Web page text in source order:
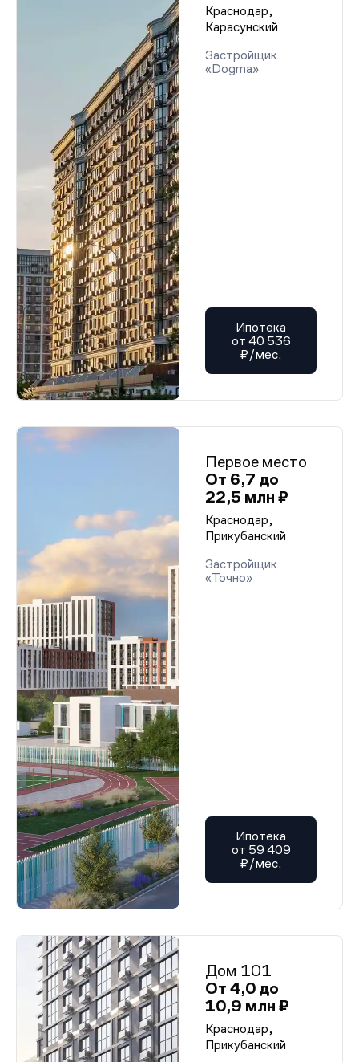
Краснодар,
Карасунский
Застройщик
«Dogma»
Ипотека
от 40 536
₽/мес.
Первое место
От 6,7 до
22,5 млн ₽
Краснодар,
Прикубанский
Застройщик
«Точно»
Ипотека
от 59 409
₽/мес.
Дом 101
От 4,0 до
10,9 млн ₽
Краснодар,
Прикубанский